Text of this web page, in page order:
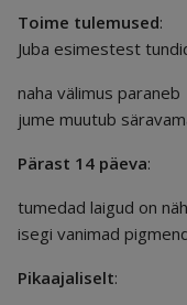
Toime tulemused:
Juba esimestest
naha välimus paraneb
jume muutub
Pärast 14 päeva:
tumedad laigud on
isegi vanimad
Pikaajaliselt: